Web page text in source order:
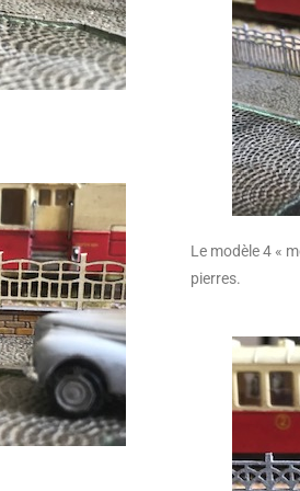
Le modèle 4 «
pierres.